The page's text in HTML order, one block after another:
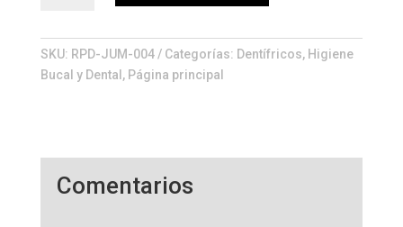
250
ml.
SKU: RPD-JUM-004 Categorías: Dentífricos, Higiene
Bucal y Dental , Página principal
Comentarios